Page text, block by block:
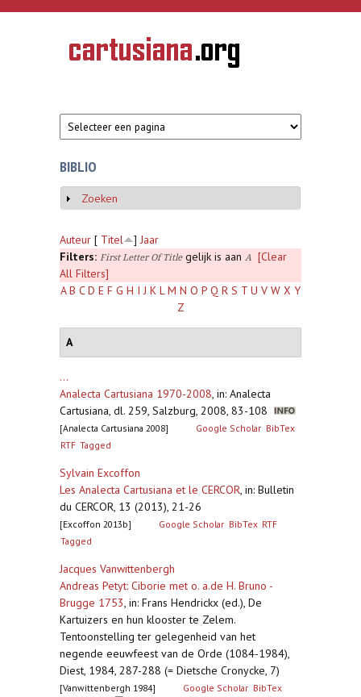
Overslaan en naar de inhoud gaan
CARTUSIANA
Geschiedenis
van de
BIBLIO
Weergeven
Zoeken
Auteur [ Titel ] Jaar
Filters: First Letter Of Titlegelijk is aan A
[Clear
All Filters]
A B C D E F G H I J K L M N O P Q R S T U V W X Y
Z
A
...
Analecta Cartusiana 1970-2008, in: Analecta
Cartusiana, dl. 259, Salzburg, 2008, 83-108
[Analecta Cartusiana 2008] Google Scholar BibTex
RTF Tagged
Sylvain Excoffon
Les Analecta Cartusiana et le CERCOR, in: Bulletin
du CERCOR, 13 (2013), 21-26
[Excoffon 2013b] Google Scholar BibTex RTF
Tagged
Jacques Vanwittenbergh
Andreas Petyt: Ciborie met o. a.de H. Bruno -
Brugge 1753, in: Frans Hendrickx (ed.), De
Kartuizers en hun klooster te Zelem.
Tentoonstelling ter gelegenheid van het
negende eeuwfeest van de Orde (1084-1984),
Diest, 1984, 287-288 (= Dietsche Cronycke, 7)
[Vanwittenbergh 1984] Google Scholar BibTex